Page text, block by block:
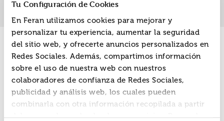
Tu Configuración de Cookies
En Feran utilizamos cookies para mejorar y
personalizar tu experiencia, aumentar la seguridad
del sitio web, y ofrecerte anuncios personalizados en
Redes Sociales. Además, compartimos información
sobre el uso de nuestra web con nuestros
colaboradores de confianza de Redes Sociales,
publicidad y análisis web, los cuales pueden
combinarla con otra información recopilada a partir
del uso que hayas hecho de sus servicios. Recuerda
Promociones